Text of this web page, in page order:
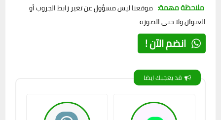
ملاحظة مهمة: موقعنا ليس مسؤول عن تغير رابط الجروب أو
العنوان ولا حتى الصورة
انضم الآن !
قد يعجبك ايضا